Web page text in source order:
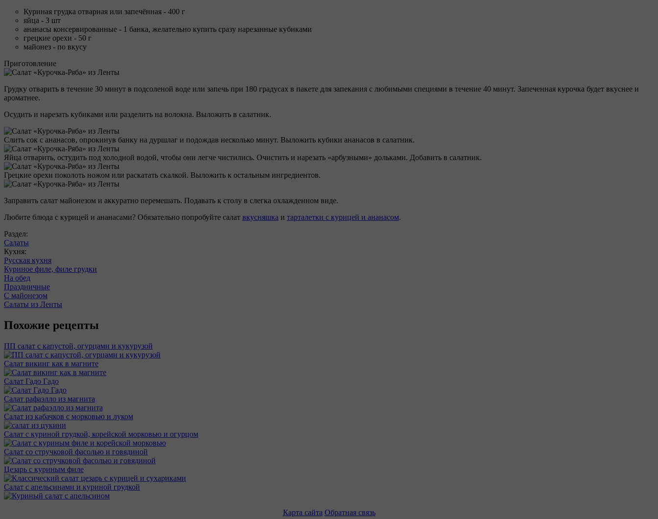
Куриная грудка отварная или запечённая - 400 г
яйца - 3 шт
ананасы консервированные - 1 банка, желательно купить сразу нарезанные кубиками
грецкие орехи - 50 г
майонез - по вкусу
Приготовление
Грудку отварить в течение 30 минут в подсоленой воде или запечь при 180 градусах в пакете для запекания с любимыми специями в течение 40 минут. Запеченная курочка будет вкуснее и
ароматнее.
Осудить и нарезать кубиками или разделить на волокна. Выложить в салатник.
Слить сок с ананасов, опрокинув банку на дуршлаг и подождав несколько минут. Выложить кубики ананасов в салатник.
Яйца отварить, остудить под холодной водой, чтобы они легче чистились. Очистить и нарезать «арбузными» дольками. Добавить в салатник.
Грецкие орехи поколоть ножом или раскатать скалкой. Выложить к остальным ингредиентов.
Заправить салат майонезом и аккуратно перемешать. Подавать к столу в слегка охлажденном виде.
Любите блюда с курицей и ананасами? Обязательно попробуйте салат вкусняшка и тарталетки с курицей и ананасом.
Раздел:
Салаты
Кухня:
Русская кухня
Куриное филе, филе грудки
На обед
Праздничные
С майонезом
Салаты из Ленты
Похожие рецепты
ПП салат с капустой, огурцами и кукурузой
Салат викинг как в магните
Салат Гадо Гадо
Салат рафаэлло из магнита
Салат из кабачков с морковью и луком
Салат с куриной грудкой, корейской морковью и огурцом
Салат со стручковой фасолью и говядиной
Цезарь с куриным филе
Салат с апельсинами и куриной грудкой
Карта сайта Обратная связь